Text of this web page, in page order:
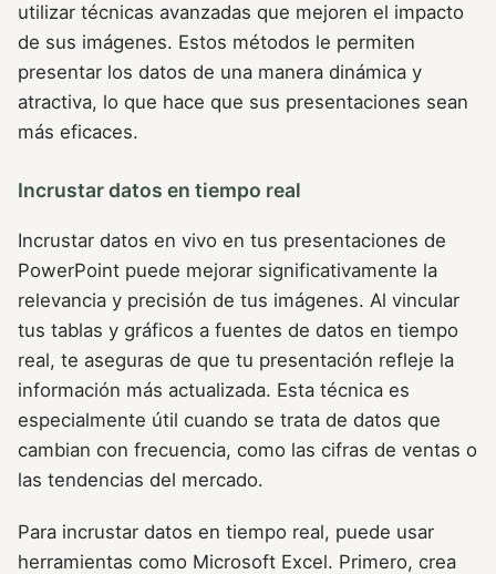
utilizar técnicas avanzadas que mejoren el impacto
de sus imágenes. Estos métodos le permiten
presentar los datos de una manera dinámica y
atractiva, lo que hace que sus presentaciones sean
más eficaces.
Incrustar datos en tiempo real
Incrustar datos en vivo en tus presentaciones de
PowerPoint puede mejorar significativamente la
relevancia y precisión de tus imágenes. Al vincular
tus tablas y gráficos a fuentes de datos en tiempo
real, te aseguras de que tu presentación refleje la
información más actualizada. Esta técnica es
especialmente útil cuando se trata de datos que
cambian con frecuencia, como las cifras de ventas o
las tendencias del mercado.
Para incrustar datos en tiempo real, puede usar
herramientas como Microsoft Excel. Primero, crea